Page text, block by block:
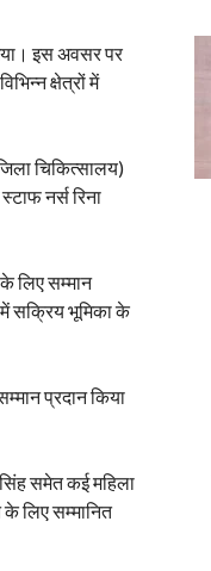
इस अवसर पर
क्षेत्रों में
चिकित्सालय)
नर्स रिना
लिए सम्मान
सक्रिय भूमिका के
प्रदान किया
सिंह समेत कई महिला
लिए सम्मानित